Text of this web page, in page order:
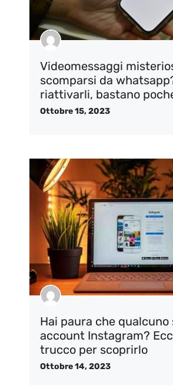
Videomessaggi
scomparsi da
riattivarli, bastano
Ottobre 15, 2023
Hai paura che
account Instagram?
trucco per scoprirlo
Ottobre 14, 2023